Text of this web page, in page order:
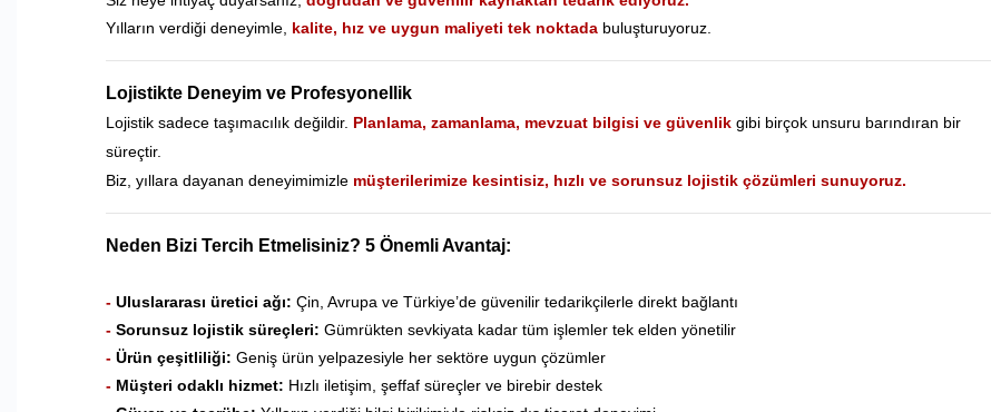
Yılların verdiği deneyimle, kalite, hız ve uygun maliyeti tek noktada buluşturuyoruz.
Lojistikte Deneyim ve Profesyonellik
Lojistik sadece taşımacılık değildir. Planlama, zamanlama, mevzuat bilgisi ve güvenlik gibi birçok unsuru barındıran bir
süreçtir.
Biz, yıllara dayanan deneyimimizle müşterilerimize kesintisiz, hızlı ve sorunsuz lojistik çözümleri sunuyoruz.
Neden Bizi Tercih Etmelisiniz? 5 Önemli Avantaj:
- Uluslararası üretici ağı: Çin, Avrupa ve Türkiye’de güvenilir tedarikçilerle direkt bağlantı
- Sorunsuz lojistik süreçleri: Gümrükten sevkiyata kadar tüm işlemler tek elden yönetilir
- Ürün çeşitliliği: Geniş ürün yelpazesiyle her sektöre uygun çözümler
- Müşteri odaklı hizmet: Hızlı iletişim, şeffaf süreçler ve birebir destek